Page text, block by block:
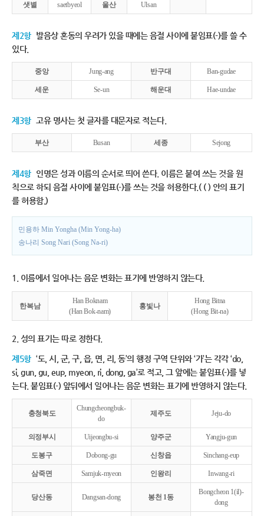
샛별 saetbyeol 울산 Ulsan
제2항 발음상 혼동의 우려가 있을 때에는 음절 사이에 붙임표(-)를 쓸 수
있다.
중앙 Jung-ang 반구대 Ban-gudae
세운 Se-un 해운대 Hae-undae
제3항 고유 명사는 첫 글자를 대문자로 적는다.
부산 Busan 세종 Sejong
제4항 인명은 성과 이름의 순서로 띄어 쓴다. 이름은 붙여 쓰는 것을 원
칙으로 하되 음절 사이에 붙임표(-)를 쓰는 것을 허용한다.( ( ) 안의 표기
를 허용함.)
민용하 Min Yongha (Min Yong-ha)
송나리 Song Nari (Song Na-ri)
1. 이름에서 일어나는 음운 변화는 표기에 반영하지 않는다.
한복남
Han Boknam
(Han Bok-nam)
홍빛나
Hong Bitna
(Hong Bit-na)
2. 성의 표기는 따로 정한다.
제5항 ‘도, 시, 군, 구, 읍, 면, 리, 동’의 행정 구역 단위와 ‘가’는 각각 ‘do,
si, gun, gu, eup, myeon, ri, dong, ga’로 적고, 그 앞에는 붙임표(-)를 넣
는다. 붙임표(-) 앞뒤에서 일어나는 음운 변화는 표기에 반영하지 않는다.
충청북도
Chungcheongbuk-
do
제주도 Jeju-do
의정부시 Uijeongbu-si 양주군 Yangju-gun
도봉구 Dobong-gu 신창읍 Sinchang-eup
삼죽면 Samjuk-myeon 인왕리 Inwang-ri
당산동 Dangsan-dong 봉천 1동
Bongcheon 1(il)-
dong